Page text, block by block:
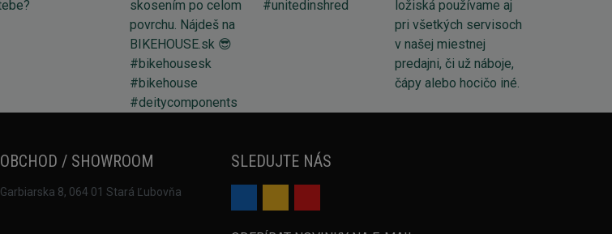
OBCHOD / SHOWROOM
Garbiarska 8, 064 01 Stará Ľubovňa
SLEDUJTE NÁS